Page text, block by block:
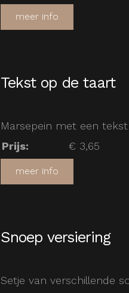
meer info
Tekst op de taart
Marsepein met een
Prijs: € 3,65
meer info
Snoep versiering
Setje van verschillende